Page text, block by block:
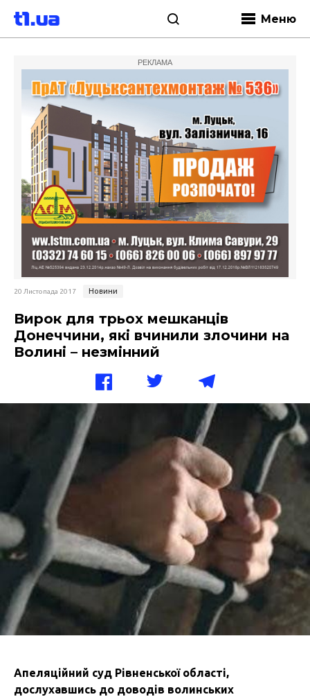
Меню
РЕКЛАМА
20 Листопада 2017 Новини
Вирок для трьох мешканців
Донеччини, які вчинили злочини на
Волині – незмінний
Апеляційний суд Рівненської області,
дослухавшись до доводів волинських